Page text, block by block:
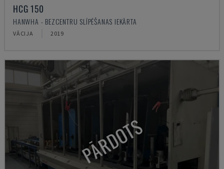
HCG 150
HANWHA - BEZCENTRU SLĪPĒŠANAS IEKĀRTA
VĀCIJA 2019
PĀRDOTS